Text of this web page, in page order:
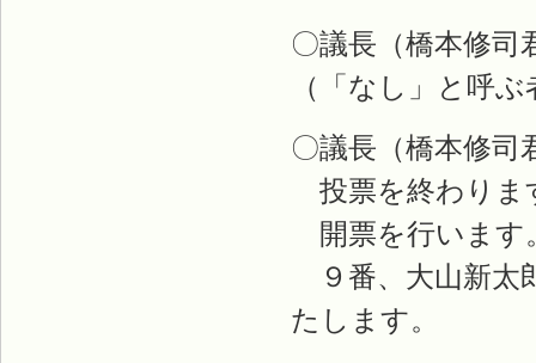
〇議長（橋本修
（「なし」と呼
〇議長（橋本修
投票を終わりま
開票を行います
９番、大山新太
たします。